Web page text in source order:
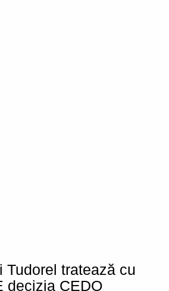
Tudorel tratează cu
decizia CEDO